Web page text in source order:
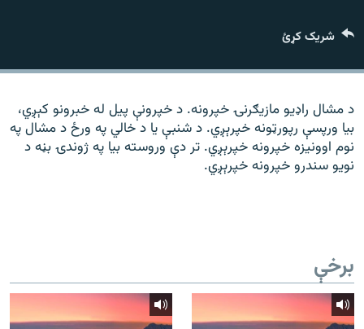
موږ وڅارئ
د ازادې اروپا راډیو ټولې ووبپاڼې
شریک کړئ
د مشال راډیو مازیګرنۍ خپرونه. د خپرونې پیل له خبرونو کېږي،
بیا ورپسې رپورټونه خپرېږي. د شنبې یا د خالي په ورځ د مشال په
نوم اوونیزه خپرونه خپرېږي. تر دې وروسته بیا په ژوندۍ بڼه د
نویو سندرو خپرونه خپرېږي.
برخې